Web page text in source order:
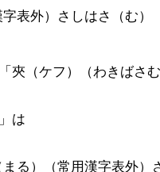
表外）さしはさ（む）
夾（ケフ）（わきばさ
は
る）（常用漢字表外）